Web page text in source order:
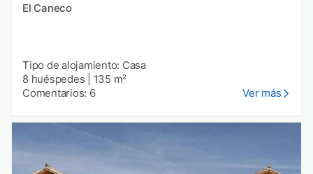
El Caneco
Tipo de alojamiento: Casa
8 huéspedes
135 m²
Comentarios: 6
Ver más